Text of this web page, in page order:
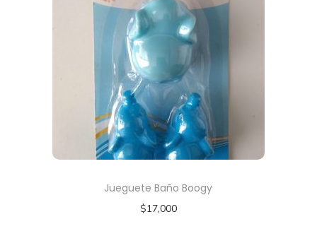
Jueguete Baño Boogy
$17,000